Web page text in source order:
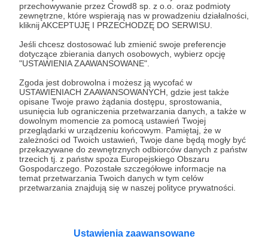
przechowywanie przez Crowd8 sp. z o.o. oraz podmioty
zewnętrzne, które wspierają nas w prowadzeniu działalności,
kliknij AKCEPTUJĘ I PRZECHODZĘ DO SERWISU.
Jeśli chcesz dostosować lub zmienić swoje preferencje
dotyczące zbierania danych osobowych, wybierz opcję
"USTAWIENIA ZAAWANSOWANE".
Zgoda jest dobrowolna i możesz ją wycofać w
USTAWIENIACH ZAAWANSOWANYCH, gdzie jest także
opisane Twoje prawo żądania dostępu, sprostowania,
usunięcia lub ograniczenia przetwarzania danych, a także w
dowolnym momencie za pomocą ustawień Twojej
przeglądarki w urządzeniu końcowym. Pamiętaj, że w
zależności od Twoich ustawień, Twoje dane będą mogły być
przekazywane do zewnętrznych odbiorców danych z państw
trzecich tj. z państw spoza Europejskiego Obszaru
Gospodarczego. Pozostałe szczegółowe informacje na
temat przetwarzania Twoich danych w tym celów
przetwarzania znajdują się w naszej polityce prywatności.
Ustawienia zaawansowane
* Zapoznałem się i akceptujęRegulaminserwisu oraz
* Wyrażam zgodę na przetwarzanie moich danych
osobowych podanych w formularzu rejestracyjnym w celu
prawidłowego świadczenia usług serwisu Patronite.
Wyrażam zgodę na otrzymywanie drogą elektroniczną
informacji handlowych - newslettera. Opcja ta może zostać
zmieniona w ustawieniach konta.